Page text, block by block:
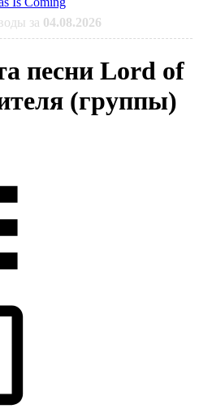
за 04.08.2026
песни Lord of
(группы)